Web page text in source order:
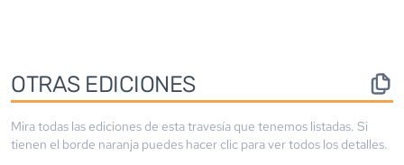
OTRAS EDICIONES
Mira todas las ediciones de esta travesía que tenemos listadas. Si
tienen el borde naranja puedes hacer clic para ver todos los detalles.